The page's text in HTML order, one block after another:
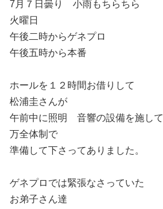
7月７日曇り 小雨もちらちら
火曜日
午後二時からゲネプロ
午後五時から本番
ホールを１２時間お借りして
松浦圭さんが
午前中に照明 音響の設備を施して
万全体制で
準備して下さってありました。
ゲネプロでは緊張なさっていた
お弟子さん達